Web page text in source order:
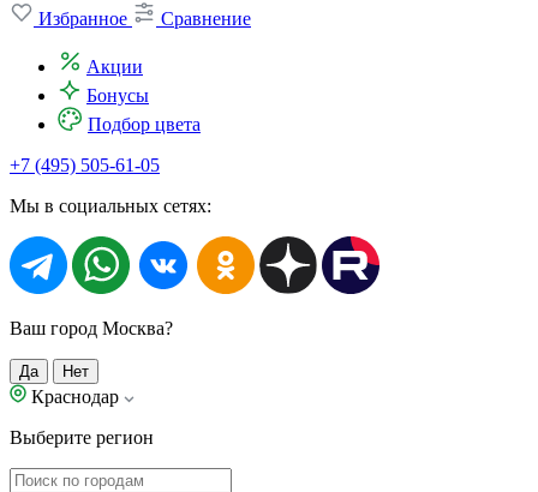
Избранное
Сравнение
Акции
Бонусы
Подбор цвета
+7 (495) 505-61-05
Мы в социальных сетях:
Ваш город Москва?
Да Нет
Краснодар
Выберите регион